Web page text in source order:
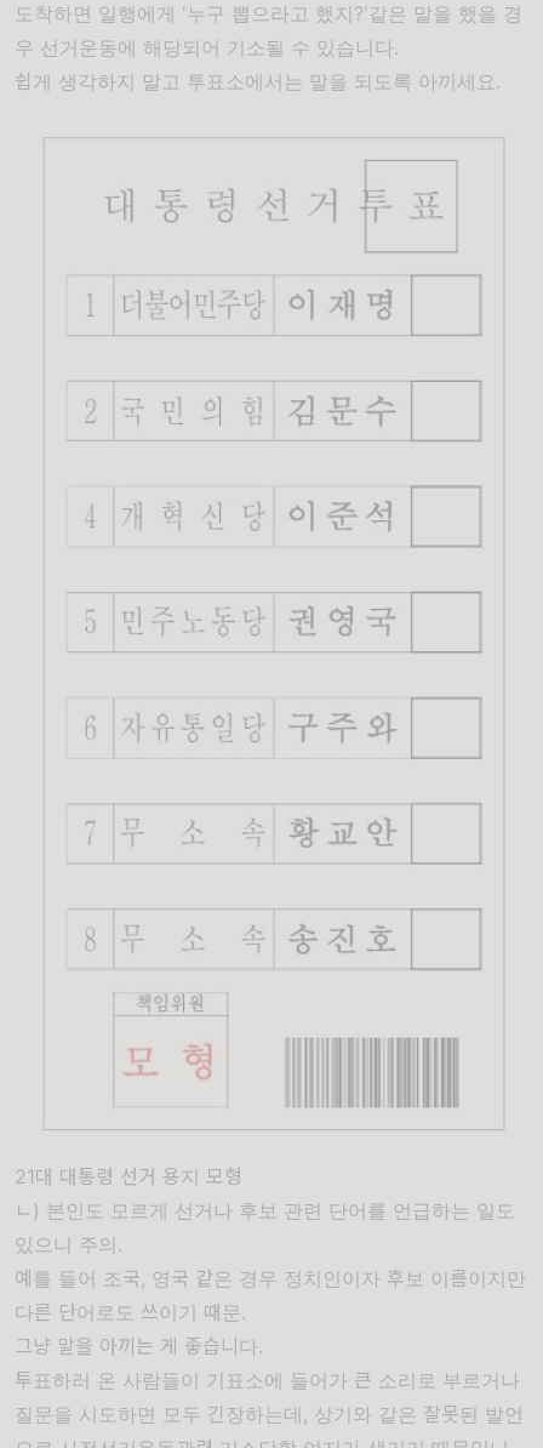
도착하면 일행에게 '누구 뽑으라고 했지?'같은 말을 했을 경
우 선거운동에 해당되어 기소될 수 있습니다.
쉽게 생각하지 말고 투표소에서는 말을 되도록 아끼세요.
21대 대통령 선거 용지 모형
ㄴ) 본인도 모르게 선거나 후보 관련 단어를 언급하는 일도
있으니 주의.
예를 들어 조국, 영국 같은 경우 정치인이자 후보 이름이지만
다른 단어로도 쓰이기 때문.
그냥 말을 아끼는 게 좋습니다.
투표하러 온 사람들이 기표소에 들어가 큰 소리로 부르거나
질문을 시도하면 모두 긴장하는데, 상기와 같은 잘못된 발언